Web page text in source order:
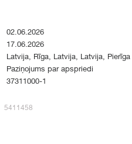
02.06.2026
17.06.2026
Latvija, Rīga, Latvija, Latvija, Pierīga
Paziņojums par apspriedi
37311000-1
5411458